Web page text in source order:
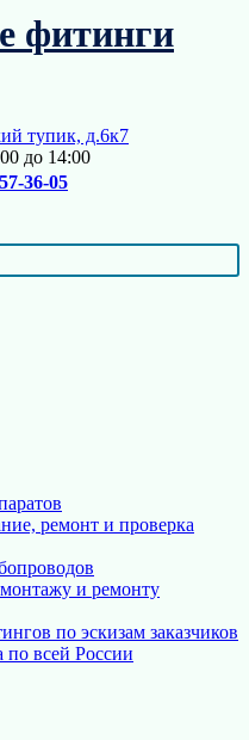
фитинги
тупик, д.6к7
до 14:00
36-05
ремонт и проверка
и ремонту
по эскизам заказчиков
по всей России